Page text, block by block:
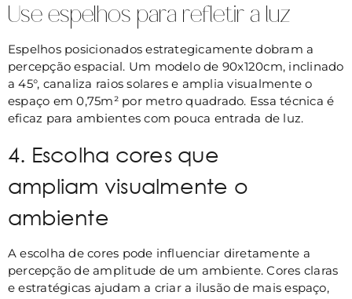
Use espelhos para refletir a luz
Espelhos posicionados estrategicamente dobram a
percepção espacial. Um modelo de 90x120cm, inclinado
a 45°, canaliza raios solares e amplia visualmente o
espaço em 0,75m² por metro quadrado. Essa técnica é
eficaz para ambientes com pouca entrada de luz.
4. Escolha cores que
ampliam visualmente o
ambiente
A escolha de cores pode influenciar diretamente a
percepção de amplitude de um ambiente. Cores claras
e estratégicas ajudam a criar a ilusão de mais espaço,